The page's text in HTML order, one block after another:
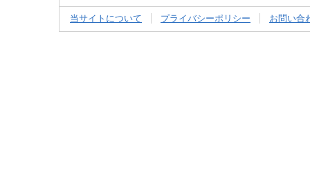
当サイトについて プライバシーポリシー お問い合